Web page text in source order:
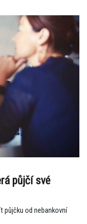
půjčí své
půjčku od nebankovní